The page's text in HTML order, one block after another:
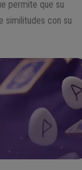
permite que su
similitudes con su